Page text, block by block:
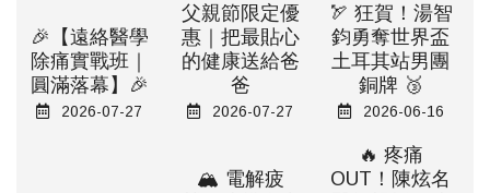
🎉【遠絡醫學
除痛實戰班｜
圓滿落幕】🎉
2026-07-27
父親節限定優
惠｜把最貼心
的健康送給爸
爸
2026-07-27
🏹 狂賀！湯智
鈞勇奪世界盃
土耳其站男團
銅牌 🥉
2026-06-16
🏔️ 電解疲
🔥 疼痛
OUT！陳炫名